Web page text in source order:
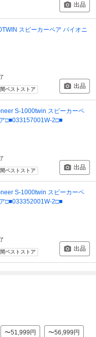
出品
スピーカーペア パイオニ
ベストストア 出品
S-1000twin スピーカーペ
□■033157001W-2□■
ベストストア 出品
S-1000twin スピーカーペ
□■033352001W-2□■
ベストストア 出品
〜51,999円 〜56,999円